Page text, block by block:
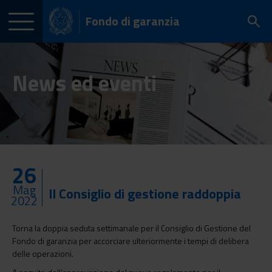
Fondo di garanzia
News ed eventi
26
Mag
2022 Il Consiglio di gestione raddoppia
Torna la doppia seduta settimanale per il Consiglio di Gestione del
Fondo di garanzia per accorciare ulteriormente i tempi di delibera
delle operazioni.